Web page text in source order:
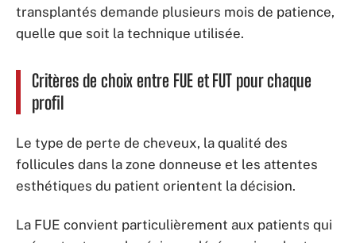
transplantés demande plusieurs mois de patience,
quelle que soit la technique utilisée.
Critères de choix entre FUE et FUT pour chaque
profil
Le type de perte de cheveux, la qualité des
follicules dans la zone donneuse et les attentes
esthétiques du patient orientent la décision.
La FUE convient particulièrement aux patients qui